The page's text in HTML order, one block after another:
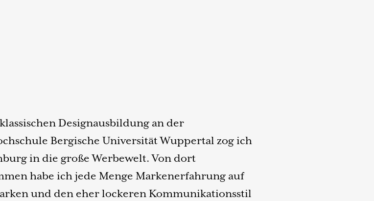
Designausbildung an der
Bergische Universität Wuppertal zog ich
in die große Werbewelt. Von dort
habe ich jede Menge Markenerfahrung auf
und den eher lockeren Kommunikationsstil